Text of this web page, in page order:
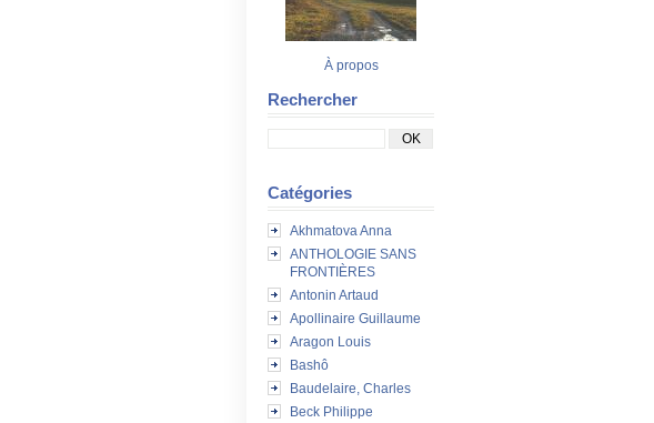
À propos
Rechercher
Catégories
Akhmatova Anna
ANTHOLOGIE SANS
FRONTIÈRES
Antonin Artaud
Apollinaire Guillaume
Aragon Louis
Bashô
Baudelaire, Charles
Beck Philippe